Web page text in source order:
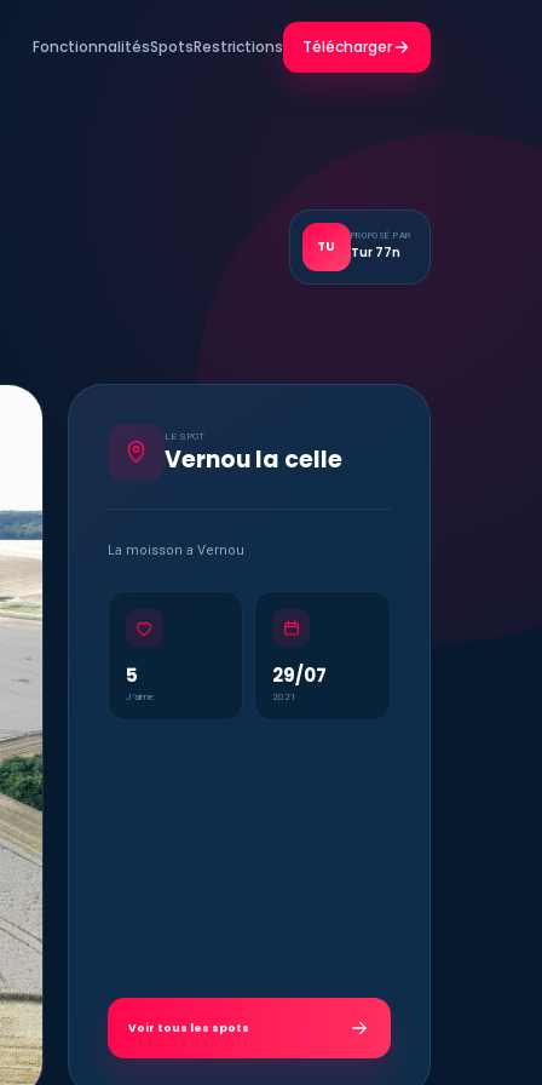
FonctionnalitésSpotsRestrictions Télécharger
TU
PROPOSÉ PAR
Tur 77n
LE SPOT
Vernou la celle
La moisson a Vernou
5
J’aime
29/07
2021
Voir tous les spots